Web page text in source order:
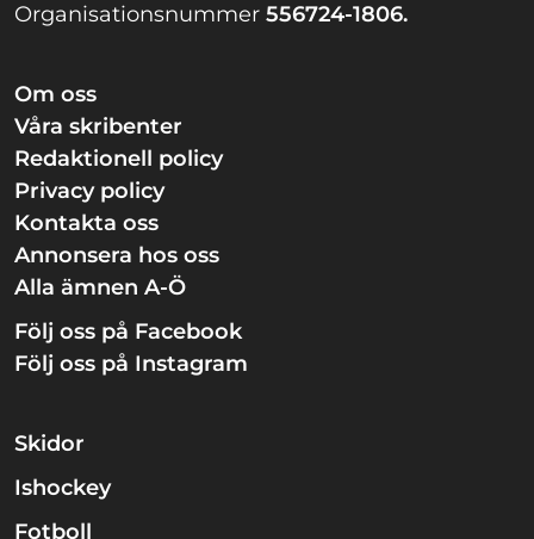
Organisationsnummer 556724-1806.
Om oss
Våra skribenter
Redaktionell policy
Privacy policy
Kontakta oss
Annonsera hos oss
Alla ämnen A-Ö
Följ oss på Facebook
Följ oss på Instagram
Skidor
Ishockey
Fotboll